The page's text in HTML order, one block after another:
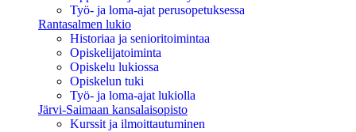
Työ- ja loma-ajat perusopetuksessa
Rantasalmen lukio
Historiaa ja senioritoimintaa
Opiskelijatoiminta
Opiskelu lukiossa
Opiskelun tuki
Työ- ja loma-ajat lukiolla
Järvi-Saimaan kansalaisopisto
Kurssit ja ilmoittautuminen